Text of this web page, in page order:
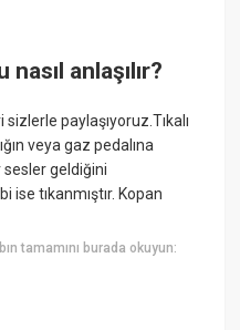
anlaşılır?
paylaşıyoruz.Tıkalı
veya gaz pedalına
sesler geldiğini
ise tıkanmıştır. Kopan
tamamını burada okuyun: